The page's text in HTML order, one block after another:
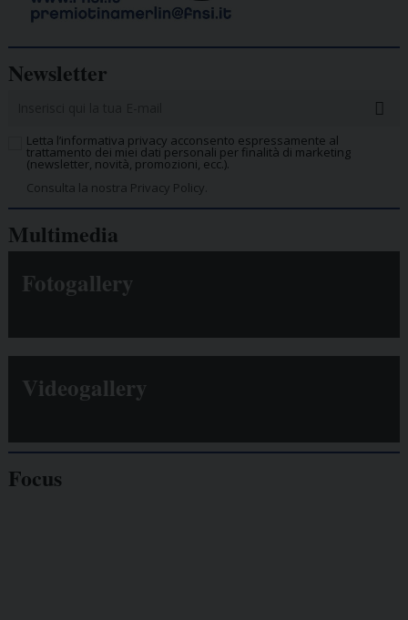
Newsletter
Letta l’informativa privacy acconsento espressamente al
trattamento dei miei dati personali per finalità di marketing
(newsletter, novità, promozioni, ecc.).
Consulta la nostra Privacy Policy.
Multimedia
Fotogallery
Videogallery
Focus